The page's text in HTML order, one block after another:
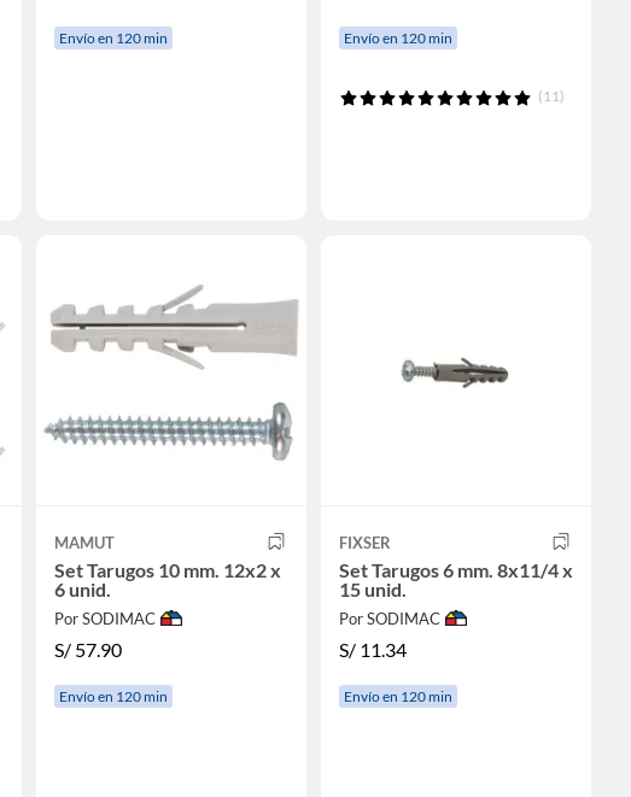
Envío en 120 min Envío en 120 min
(11)
MAMUT
Set Tarugos 10 mm. 12x2 x
6 unid.
Por SODIMAC
S/ 57.90
Envío en 120 min
FIXSER
Set Tarugos 6 mm. 8x11/4 x
15 unid.
Por SODIMAC
S/ 11.34
Envío en 120 min